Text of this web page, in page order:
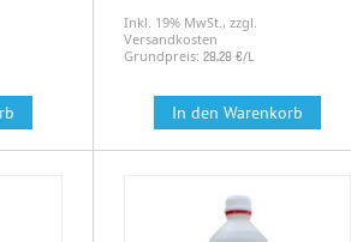
Inkl. 19% MwSt., zzgl.
Versandkosten
Grundpreis: 28,28 €/L
In den Warenkorb